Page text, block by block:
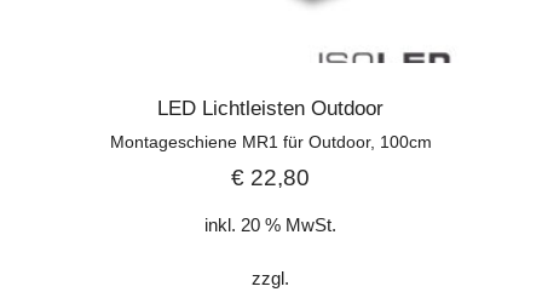
LED Lichtleisten Outdoor
Montageschiene MR1 für Outdoor, 100cm
€ 22,80
inkl. 20 % MwSt.
zzgl.